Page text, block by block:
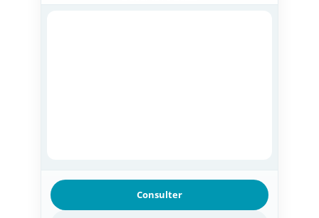
Consulter